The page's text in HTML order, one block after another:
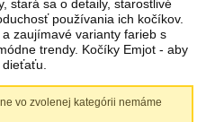
stará sa o detaily, starostlivé
používania ich kočíkov.
zaujímavé varianty farieb s
trendy. Kočíky Emjot - aby
vo zvolenej kategórii nemáme